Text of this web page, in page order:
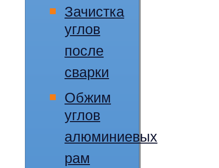
Зачистка
углов
после
сварки
Обжим
углов
алюминиевых
рам